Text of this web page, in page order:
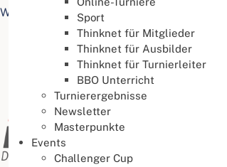
Web Accessibility plugin
Sport
Thinknet für Mitglieder
Thinknet für Ausbilder
Thinknet für Turnierleiter
BBO Unterricht
Turnierergebnisse
Newsletter
Masterpunkte
Events
Challenger Cup